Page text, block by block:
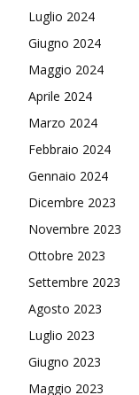
Luglio 2024
Giugno 2024
Maggio 2024
Aprile 2024
Marzo 2024
Febbraio 2024
Gennaio 2024
Dicembre 2023
Novembre 2023
Ottobre 2023
Settembre 2023
Agosto 2023
Luglio 2023
Giugno 2023
Maggio 2023